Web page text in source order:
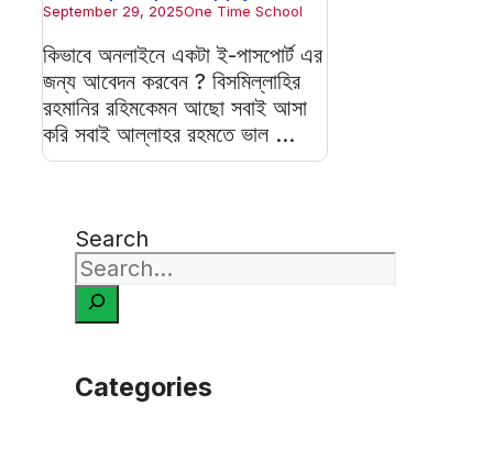
September 29, 2025One Time School
কিভাবে অনলাইনে একটা ই-পাসপোর্ট এর
জন্য আবেদন করবেন ? বিসমিল্লাহির
রহমানির রহিমকেমন আছো সবাই আসা
করি সবাই আল্লাহর রহমতে ভাল ...
Search
Categories